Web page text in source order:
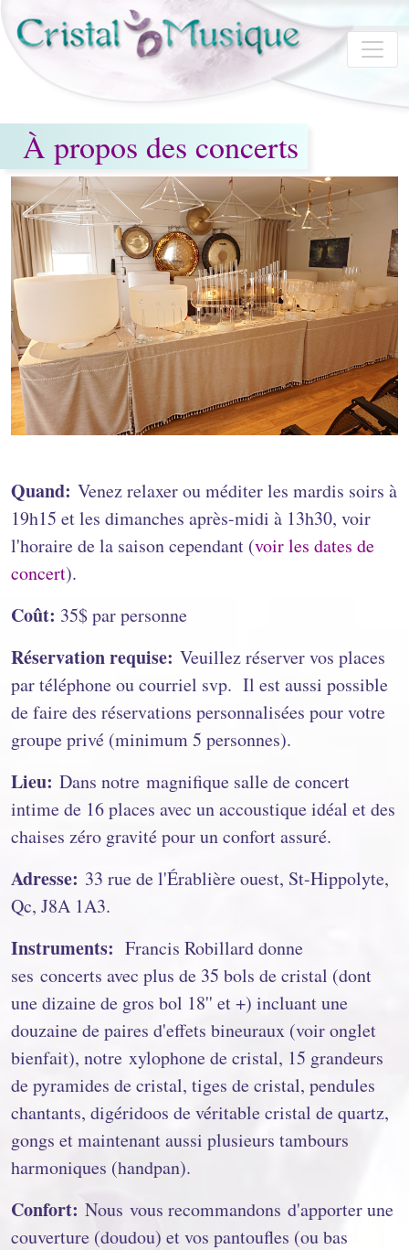
Aller au contenu principal
À propos des concerts
Quand: Venez relaxer ou méditer les mardis soirs à
19h15 et les dimanches après-midi à 13h30, voir
l'horaire de la saison cependant (voir les dates de
concert).
Coût: 35$ par personne
Réservation requise: Veuillez réserver vos places
par téléphone ou courriel svp. Il est aussi possible
de faire des réservations personnalisées pour votre
groupe privé (minimum 5 personnes).
Lieu: Dans notre magnifique salle de concert
intime de 16 places avec un accoustique idéal et des
chaises zéro gravité pour un confort assuré.
Adresse: 33 rue de l'Érablière ouest, St-Hippolyte,
Qc, J8A 1A3.
Instruments: Francis Robillard donne
ses concerts avec plus de 35 bols de cristal (dont
une dizaine de gros bol 18'' et +) incluant une
douzaine de paires d'effets bineuraux (voir onglet
bienfait), notre xylophone de cristal, 15 grandeurs
de pyramides de cristal, tiges de cristal, pendules
chantants, digéridoos de véritable cristal de quartz,
gongs et maintenant aussi plusieurs tambours
harmoniques (handpan).
Confort: Nous vous recommandons d'apporter une
couverture (doudou) et vos pantoufles (ou bas